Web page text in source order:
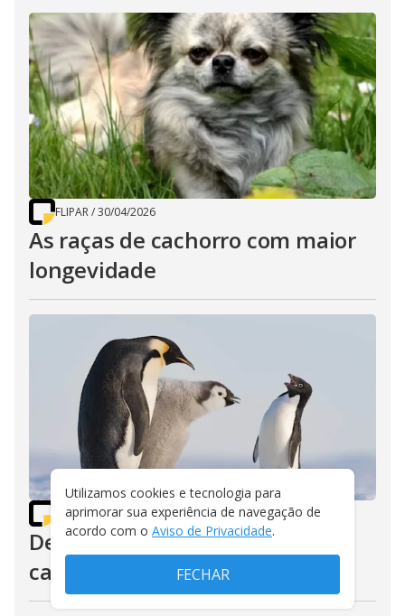
FLIPAR/30/04/2026
As raças de cachorro com maior
longevidade
FLIPAR/ 30/04/2026
Descubra os animais mais
carinhosos com seus filhotes
Utilizamos cookies e tecnologia para
aprimorar sua experiência de navegação de
acordo com o Aviso de Privacidade.
FECHAR